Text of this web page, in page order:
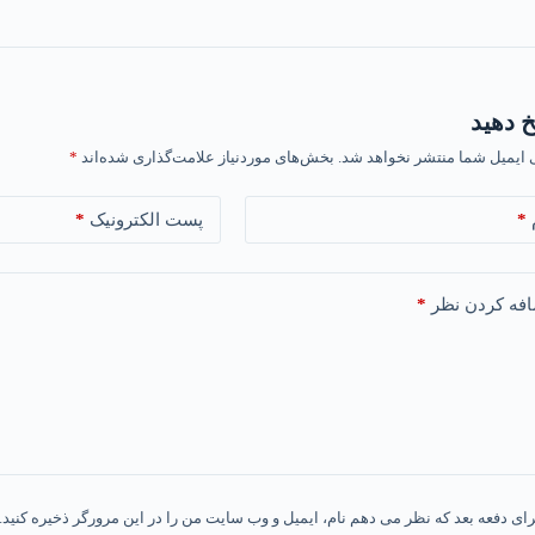
دهید
ایمیل شما منتشر نخواهد شد. بخش‌های موردنیاز علامت‌گذاری شده‌اند *
* پست الکترونیک *
کردن نظر *
دفعه بعد که نظر می دهم نام، ایمیل و وب سایت من را در این مرورگر ذخیره کنید.